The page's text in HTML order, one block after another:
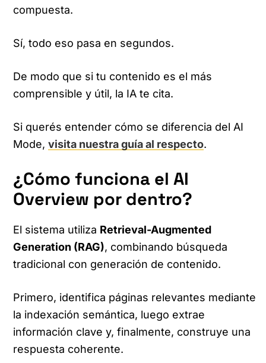
compuesta.
Sí, todo eso pasa en segundos.
De modo que si tu contenido es el más
comprensible y útil, la IA te cita.
Si querés entender cómo se diferencia del AI
Mode, visita nuestra guía al respecto.
¿Cómo funciona el AI
Overview por dentro?
El sistema utiliza Retrieval-Augmented
Generation (RAG), combinando búsqueda
tradicional con generación de contenido.
Primero, identifica páginas relevantes mediante
la indexación semántica, luego extrae
información clave y, finalmente, construye una
respuesta coherente.